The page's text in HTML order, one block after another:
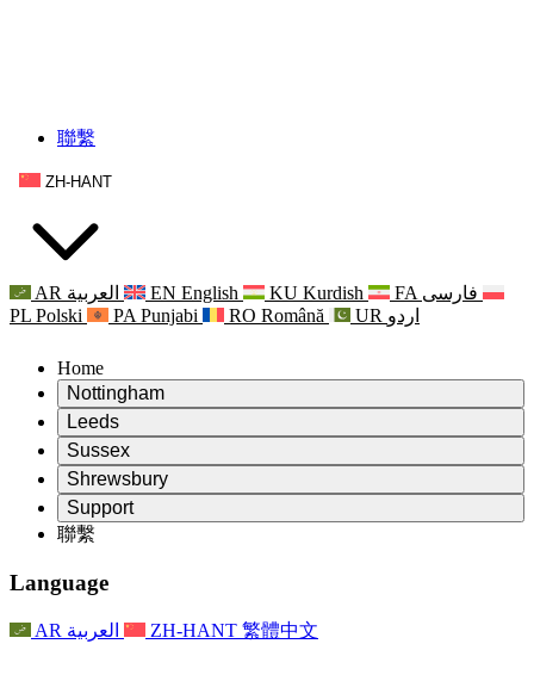
聯繫
ZH-HANT
AR العربية EN English KU Kurdish FA فارسی
PL Polski PA Punjabi RO Română UR اردو
Home
Nottingham
Review
評審主席
獨立審核小組
職權範圍
獨立審查最終報告
常見問題
For Families
最新消息
Leeds
Review
評審主席
獨立審核小組
職權範圍
聯繫
家庭心理支持
家庭更新
事件
Sussex
Review
評審主席
獨立審核小組
職權範圍
聯繫
For Families
家庭心理支持
家庭更新
Shrewsbury
Review
產科複查的職權範圍
Reports
獨立審查的最終報告
獨立審查報告的首次報告
For Families
Support
Leeds
Nottingham
家庭心理支援服務
心理健康危機支援
聯繫
Language
AR العربية ZH-HANT 繁體中文